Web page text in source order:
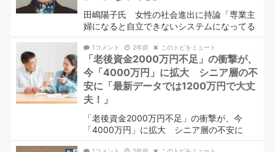
田嶋陽子氏 女性の社会進出に持論「専業主
婦になると自立できないシステムになってる
1コメント 2年前 このトピをミュート
「老後資金2000万円不足」の衝撃が、
今「4000万円」に拡大 シニア層の不
安に「最新データでは1200万円で大丈
夫！」
「老後資金2000万円不足」の衝撃が、今
「4000万円」に拡大 シニア層の不安に